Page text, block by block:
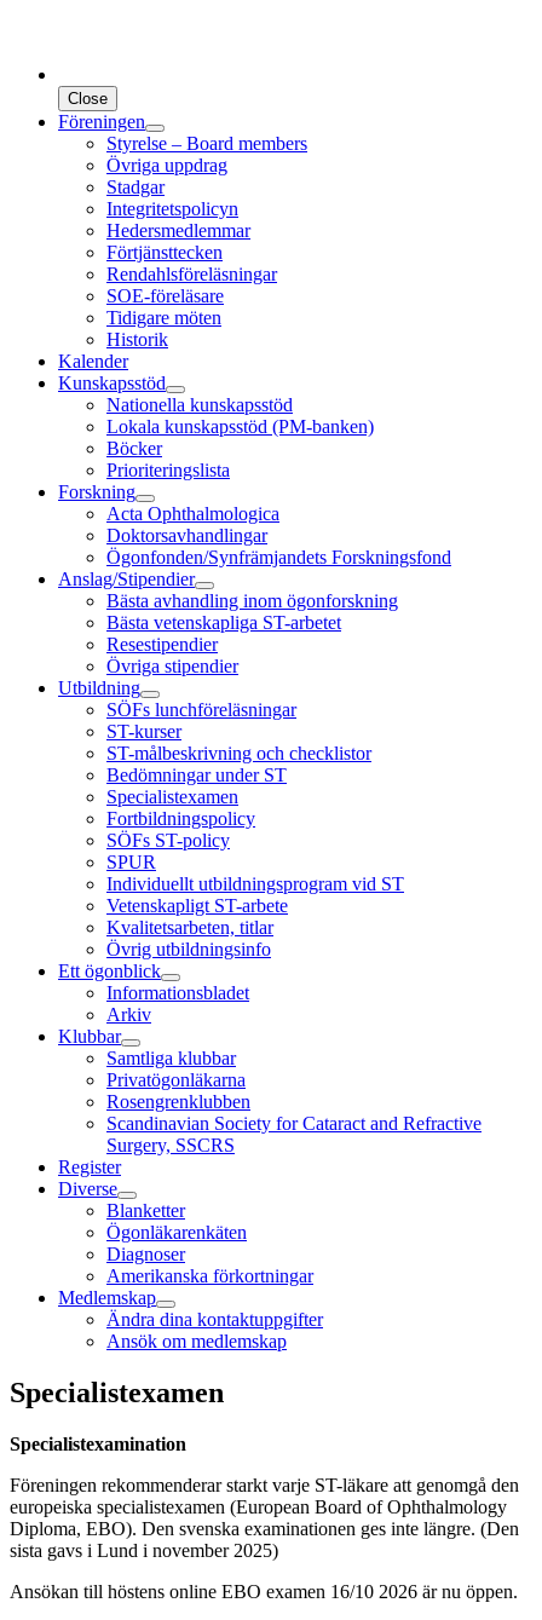
Close
Föreningen
Styrelse – Board members
Övriga uppdrag
Stadgar
Integritetspolicyn
Hedersmedlemmar
Förtjänsttecken
Rendahlsföreläsningar
SOE-föreläsare
Tidigare möten
Historik
Kalender
Kunskapsstöd
Nationella kunskapsstöd
Lokala kunskapsstöd (PM-banken)
Böcker
Prioriteringslista
Forskning
Acta Ophthalmologica
Doktorsavhandlingar
Ögonfonden/Synfrämjandets Forskningsfond
Anslag/Stipendier
Bästa avhandling inom ögonforskning
Bästa vetenskapliga ST-arbetet
Resestipendier
Övriga stipendier
Utbildning
SÖFs lunchföreläsningar
ST-kurser
ST-målbeskrivning och checklistor
Bedömningar under ST
Specialistexamen
Fortbildningspolicy
SÖFs ST-policy
SPUR
Individuellt utbildningsprogram vid ST
Vetenskapligt ST-arbete
Kvalitetsarbeten, titlar
Övrig utbildningsinfo
Ett ögonblick
Informationsbladet
Arkiv
Klubbar
Samtliga klubbar
Privatögonläkarna
Rosengrenklubben
Scandinavian Society for Cataract and Refractive
Surgery, SSCRS
Register
Diverse
Blanketter
Ögonläkarenkäten
Diagnoser
Amerikanska förkortningar
Medlemskap
Ändra dina kontaktuppgifter
Ansök om medlemskap
Specialistexamen
Specialistexamination
Föreningen rekommenderar starkt varje ST-läkare att genomgå den
europeiska specialistexamen (European Board of Ophthalmology
Diploma, EBO). Den svenska examinationen ges inte längre. (Den
sista gavs i Lund i november 2025)
Ansökan till höstens online EBO examen 16/10 2026 är nu öppen.